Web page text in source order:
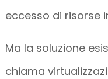
eccesso di risorse
Ma la soluzione
chiama